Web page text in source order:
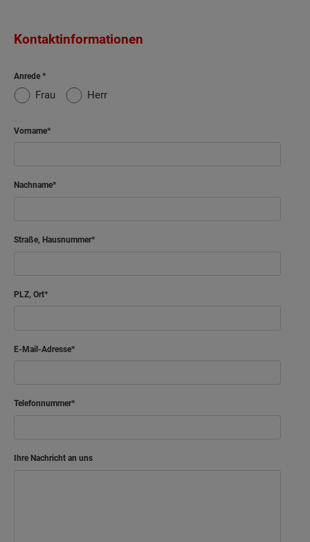
Kontaktinformationen
Anrede
Frau Herr
Vorname
Nachname
Straße, Hausnummer
PLZ, Ort
E-Mail-Adresse
Telefonnummer
Ihre Nachricht an uns